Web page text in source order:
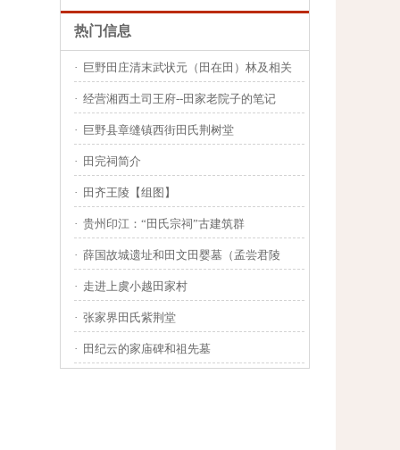
热门信息
· 巨野田庄清末武状元（田在田）林及相关
· 经营湘西土司王府--田家老院子的笔记
· 巨野县章缝镇西街田氏荆树堂
· 田完祠简介
· 田齐王陵【组图】
· 贵州印江：“田氏宗祠”古建筑群
· 薛国故城遗址和田文田婴墓（孟尝君陵
· 走进上虞小越田家村
· 张家界田氏紫荆堂
· 田纪云的家庙碑和祖先墓